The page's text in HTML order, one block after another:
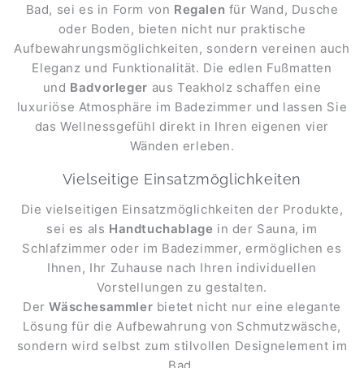
Bad, sei es in Form von Regalen für Wand, Dusche
oder Boden, bieten nicht nur praktische
Aufbewahrungsmöglichkeiten, sondern vereinen auch
Eleganz und Funktionalität. Die edlen Fußmatten
und Badvorleger aus Teakholz schaffen eine
luxuriöse Atmosphäre im Badezimmer und lassen Sie
das Wellnessgefühl direkt in Ihren eigenen vier
Wänden erleben.
Vielseitige Einsatzmöglichkeiten
Die vielseitigen Einsatzmöglichkeiten der Produkte,
sei es als Handtuchablage in der Sauna, im
Schlafzimmer oder im Badezimmer, ermöglichen es
Ihnen, Ihr Zuhause nach Ihren individuellen
Vorstellungen zu gestalten.
DerWäschesammler bietet nicht nur eine elegante
Lösung für die Aufbewahrung von Schmutzwäsche,
sondern wird selbst zum stilvollen Designelement im